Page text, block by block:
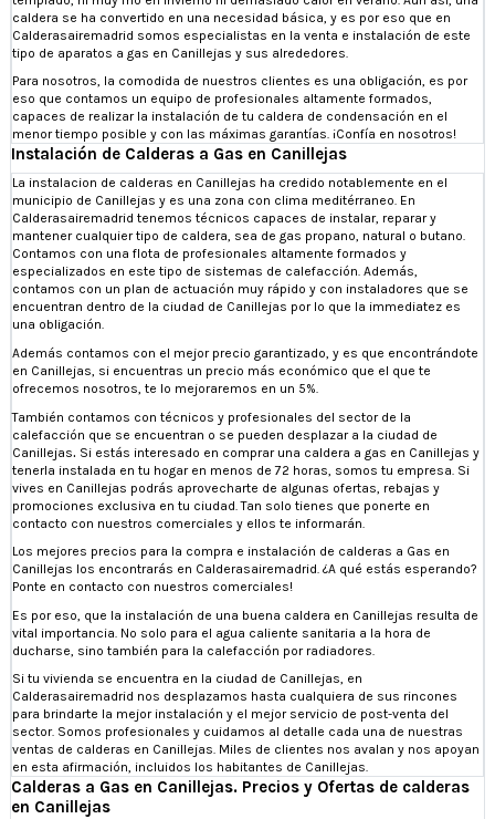
caldera se ha convertido en una necesidad básica, y es por eso que en
Calderasairemadrid somos especialistas en la venta e instalación de este
tipo de aparatos a gas en Canillejas y sus alrededores.
Para nosotros, la comodida de nuestros clientes es una obligación, es por
eso que contamos un equipo de profesionales altamente formados,
capaces de realizar la instalación de tu caldera de condensación en el
menor tiempo posible y con las máximas garantías. ¡Confía en nosotros!
Instalación de Calderas a Gas en Canillejas
La instalacion de calderas en Canillejas ha credido notablemente en el
municipio de Canillejas y es una zona con clima meditérraneo. En
Calderasairemadrid tenemos técnicos capaces de instalar, reparar y
mantener cualquier tipo de caldera, sea de gas propano, natural o butano.
Contamos con una flota de profesionales altamente formados y
especializados en este tipo de sistemas de calefacción. Además,
contamos con un plan de actuación muy rápido y con instaladores que se
encuentran dentro de la ciudad de Canillejas por lo que la immediatez es
una obligación.
Además contamos con el mejor precio garantizado, y es que encontrándote
en Canillejas, si encuentras un precio más económico que el que te
ofrecemos nosotros, te lo mejoraremos en un 5%.
También contamos con técnicos y profesionales del sector de la
calefacción que se encuentran o se pueden desplazar a la ciudad de
Canillejas. Si estás interesado en comprar una caldera a gas en Canillejas y
tenerla instalada en tu hogar en menos de 72 horas, somos tu empresa. Si
vives en Canillejas podrás aprovecharte de algunas ofertas, rebajas y
promociones exclusiva en tu ciudad. Tan solo tienes que ponerte en
contacto con nuestros comerciales y ellos te informarán.
Los mejores precios para la compra e instalación de calderas a Gas en
Canillejas los encontrarás en Calderasairemadrid. ¿A qué estás esperando?
Ponte en contacto con nuestros comerciales!
Es por eso, que la instalación de una buena caldera en Canillejas resulta de
vital importancia. No solo para el agua caliente sanitaria a la hora de
ducharse, sino también para la calefacción por radiadores.
Si tu vivienda se encuentra en la ciudad de Canillejas, en
Calderasairemadrid nos desplazamos hasta cualquiera de sus rincones
para brindarte la mejor instalación y el mejor servicio de post-venta del
sector. Somos profesionales y cuidamos al detalle cada una de nuestras
ventas de calderas en Canillejas. Miles de clientes nos avalan y nos apoyan
en esta afirmación, incluidos los habitantes de Canillejas.
Calderas a Gas en Canillejas. Precios y Ofertas de calderas
en Canillejas